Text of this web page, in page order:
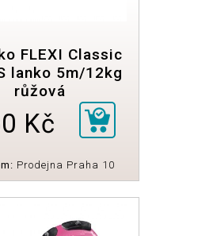
FLEXI Classic
lanko 5m/12kg
růžová
Kč
Prodejna Praha 10